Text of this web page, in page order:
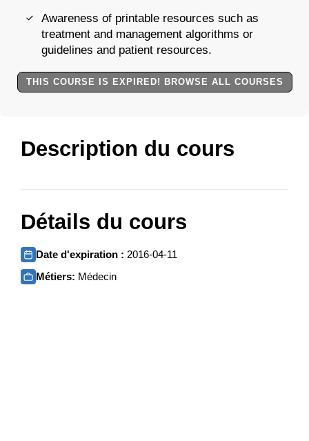
Description du cours
Détails du cours
Date d'expiration : 2016-04-11
Métiers: Médecin
Awareness of printable resources such as
treatment and management algorithms or
guidelines and patient resources.
THIS COURSE IS EXPIRED! BROWSE ALL COURSES